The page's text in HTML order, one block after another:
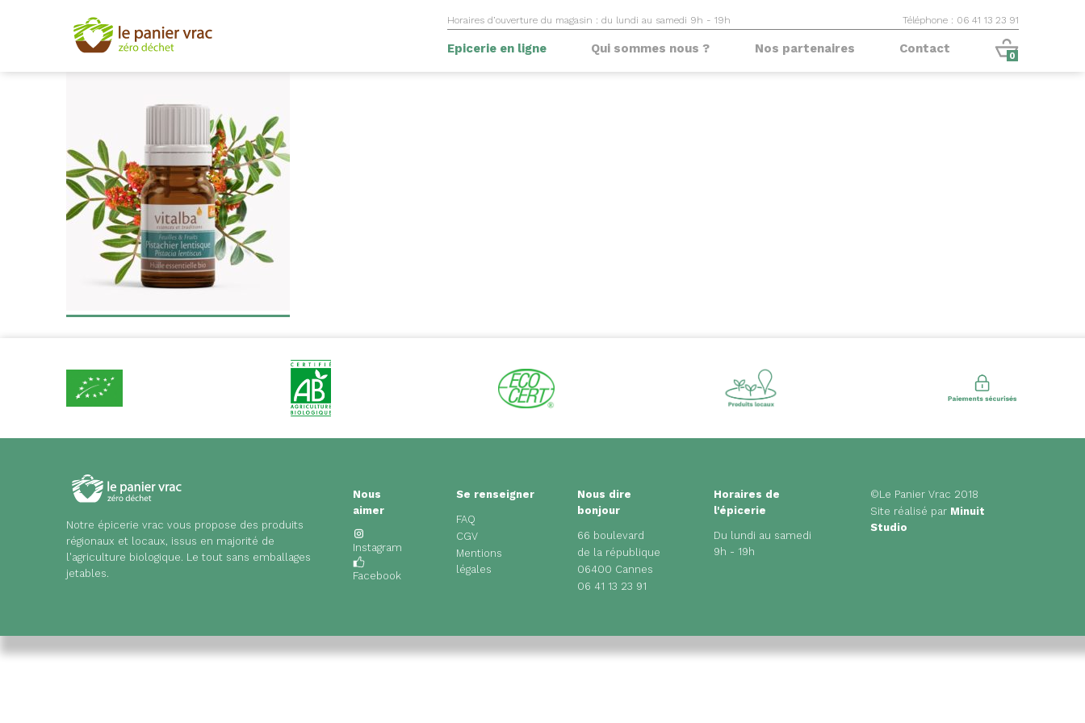
Horaires d’ouverture du magasin : du lundi au samedi 9h - 19h Téléphone : 06 41 13 23 91
Epicerie en ligne Qui sommes nous ? Nos partenaires Contact 0
Notre épicerie vrac vous propose des produits
régionaux et locaux, issus en majorité de
l'agriculture biologique. Le tout sans emballages
jetables.
Nous
aimer
Instagram
Facebook
Se renseigner
FAQ
CGV
Mentions
légales
Nous dire
bonjour
66 boulevard
de la république
06400 Cannes
06 41 13 23 91
Horaires de
l'épicerie
Du lundi au samedi
9h - 19h
©Le Panier Vrac 2018
Site réalisé par Minuit
Studio